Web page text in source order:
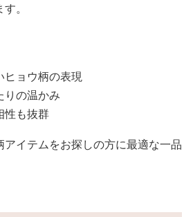
。
ヒョウ柄の表現
りの温かみ
性も抜群
イテムをお探しの方に最適な一品